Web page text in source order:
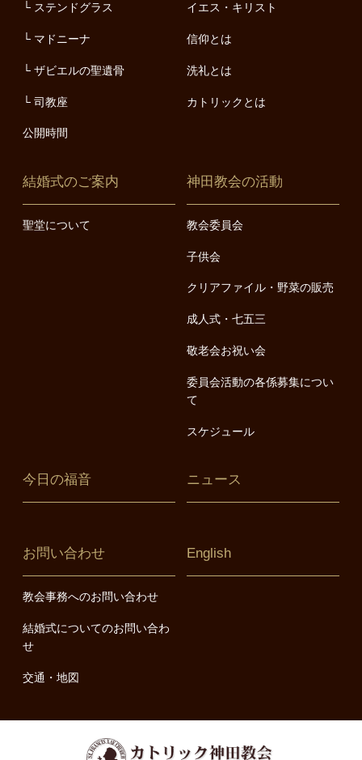
ステンドグラス
マドニーナ
ザビエルの聖遺骨
司教座
公開時間
イエス・キリスト
信仰とは
洗礼とは
カトリックとは
結婚式のご案内
聖堂について
神田教会の活動
教会委員会
子供会
クリアファイル・野菜の販売
成人式・七五三
敬老会お祝い会
委員会活動の各係募集につい
て
スケジュール
今日の福音 ニュース
お問い合わせ
教会事務へのお問い合わせ
結婚式についてのお問い合わ
せ
交通・地図
English